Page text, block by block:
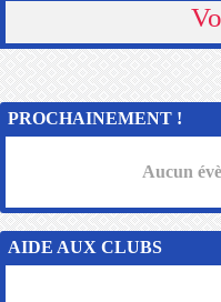
PROCHAINEMENT !
Aucun
AIDE AUX CLUBS